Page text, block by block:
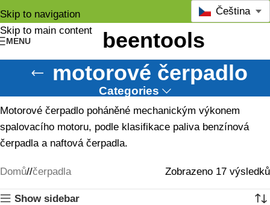
Skip to navigation
Skip to main content
MENU
Čeština
motorové čerpadlo
Categories
Motorové čerpadlo poháněné mechanickým výkonem
spalovacího motoru, podle klasifikace paliva benzínová
čerpadla a naftová čerpadla.
Domů/ čerpadla Zobrazeno 17 výsledků
Show sidebar